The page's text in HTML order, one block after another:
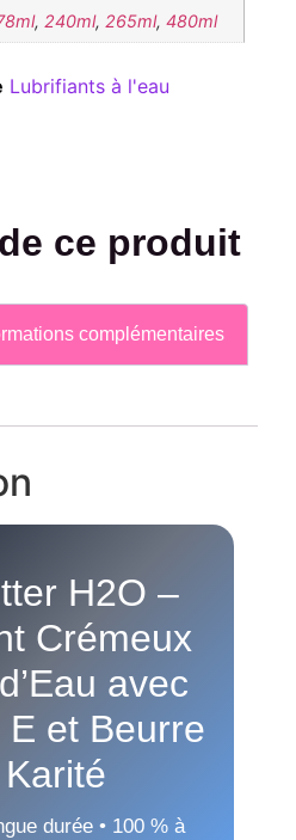
, 240ml, 265ml, 480ml
Lubrifiants à l'eau
ce produit
complémentaires
H2O –
Crémeux
avec
et Beurre
durée • 100 % à